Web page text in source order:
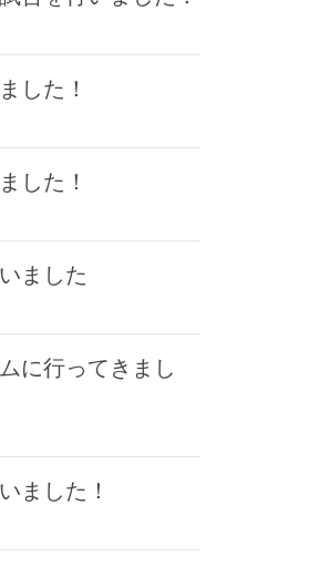
した！
した！
ました
に行ってきまし
ました！